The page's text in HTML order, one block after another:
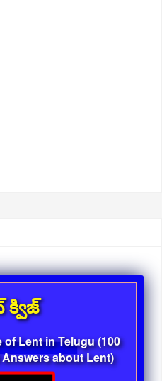
క్విజ్
Lent in Telugu (100
about Lent)